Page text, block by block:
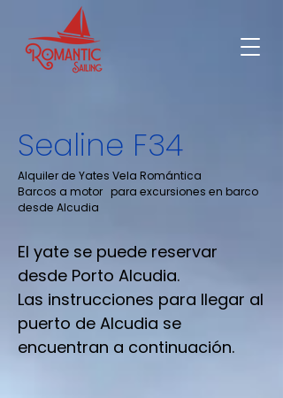
Sealine F34
Alquiler de Yates Vela Romántica
Barcos a motor para excursiones en barco
desde Alcudia
El yate se puede reservar
desde Porto Alcudia.
Las instrucciones para llegar al
puerto de Alcudia se
encuentran a continuación.